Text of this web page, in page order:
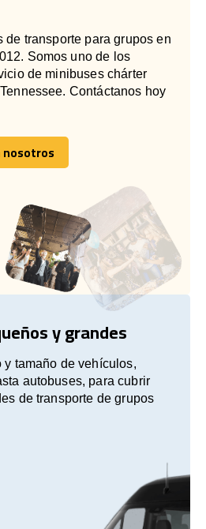
de transporte para grupos en
Somos uno de los
de minibuses chárter
Contáctanos hoy
nosotros
nosotros
y grandes
y tamaño de vehículos,
autobuses, para cubrir
de transporte de grupos